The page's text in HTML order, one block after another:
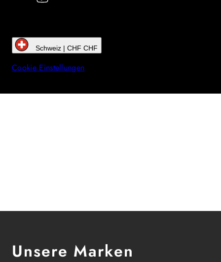
Schweiz | CHF CHF
Cookie Einstellungen
Unsere Marken